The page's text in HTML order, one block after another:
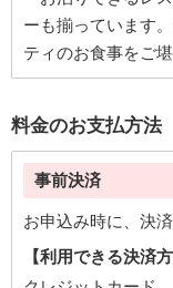
ーも揃っています
ティのお食事をご
料金のお支払方法
事前決済
お申込み時に、決済
【利用できる決済方